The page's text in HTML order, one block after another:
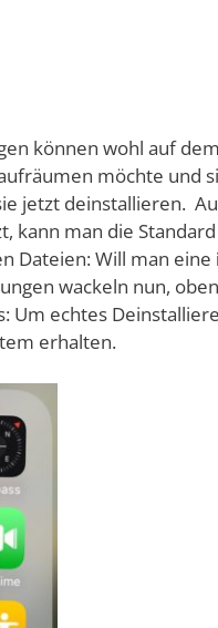
können wohl auf
möchte und
jetzt deinstallieren.
kann man die
Dateien: Will man eine
wackeln nun,
Um echtes
erhalten.